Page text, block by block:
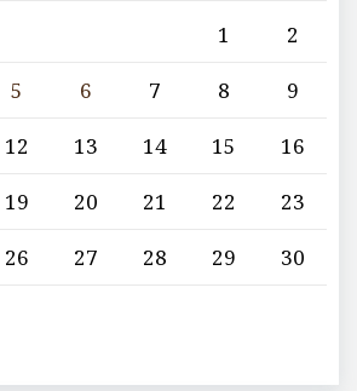
1
2
5 6 7 8
9
12 13 14 15
16
19 20 21 22
23
26 27 28 29
30